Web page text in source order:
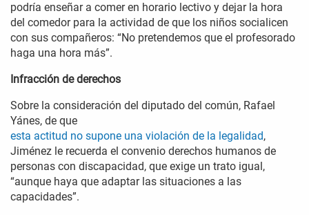
podría enseñar a comer en horario lectivo y dejar la hora
del comedor para la actividad de que los niños socialicen
con sus compañeros: “No pretendemos que el profesorado
haga una hora más”.
Infracción de derechos
Sobre la consideración del diputado del común, Rafael
Yánes, de que
esta actitud no supone una violación de la legalidad,
Jiménez le recuerda el convenio derechos humanos de
personas con discapacidad, que exige un trato igual,
“aunque haya que adaptar las situaciones a las
capacidades”.